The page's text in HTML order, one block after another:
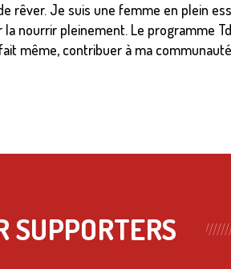
rêver. Je suis une femme en plein
nourrir pleinement. Le programme
même, contribuer à ma
SUPPORTERS